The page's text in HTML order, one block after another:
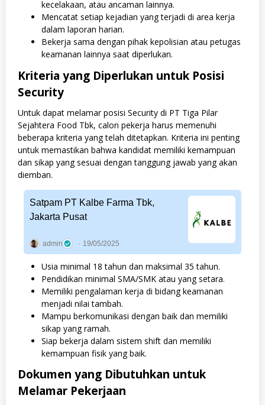
kecelakaan, atau ancaman lainnya.
Mencatat setiap kejadian yang terjadi di area kerja
dalam laporan harian.
Bekerja sama dengan pihak kepolisian atau petugas
keamanan lainnya saat diperlukan.
Kriteria yang Diperlukan untuk Posisi
Security
Untuk dapat melamar posisi Security di PT Tiga Pilar
Sejahtera Food Tbk, calon pekerja harus memenuhi
beberapa kriteria yang telah ditetapkan. Kriteria ini penting
untuk memastikan bahwa kandidat memiliki kemampuan
dan sikap yang sesuai dengan tanggung jawab yang akan
diemban.
Satpam PT Kalbe Farma Tbk,
Jakarta Pusat
admin 19/05/2025
Usia minimal 18 tahun dan maksimal 35 tahun.
Pendidikan minimal SMA/SMK atau yang setara.
Memiliki pengalaman kerja di bidang keamanan
menjadi nilai tambah.
Mampu berkomunikasi dengan baik dan memiliki
sikap yang ramah.
Siap bekerja dalam sistem shift dan memiliki
kemampuan fisik yang baik.
Dokumen yang Dibutuhkan untuk
Melamar Pekerjaan